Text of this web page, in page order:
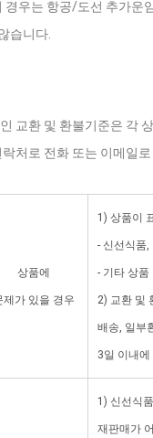
경우는 항공/도선 추가운
습니다.
교환 및 환불기준은 각
처로 전화 또는 이메일
상품에
제가 있을 경우
1) 상품이
- 신선식품,
- 기타 상
2) 교환 및
배송, 일부
3일 이내에
1) 신선식
재판매가